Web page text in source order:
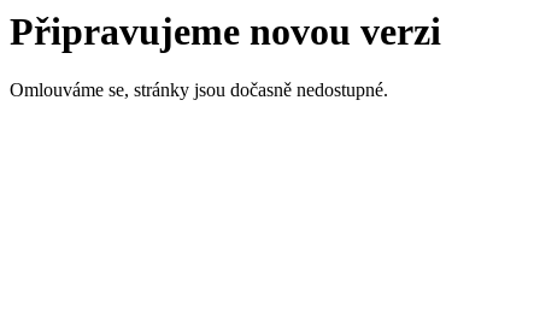
Připravujeme novou verzi
Omlouváme se, stránky jsou dočasně nedostupné.